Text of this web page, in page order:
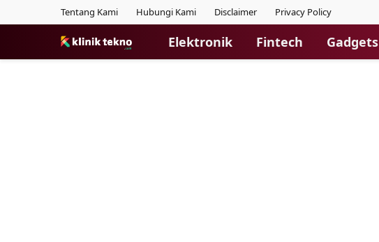
Tentang Kami Hubungi Kami Disclaimer Privacy Policy
Elektronik Fintech Gadgets